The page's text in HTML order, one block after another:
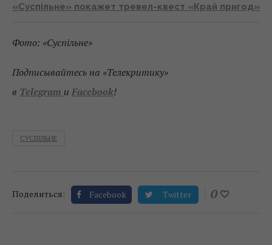
«Суспільне» покажет тревел-квест «Край пригод»
Фото: «Суспільне»
Подписывайтесь на «Телекритику»
в Telegram и Facebook!
СУСПІЛЬНЕ
Поделиться: Facebook Twitter 0